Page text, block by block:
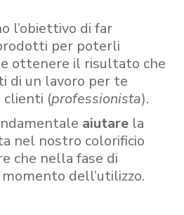
l’obiettivo di far
per poterli
ottenere il risultato che
di un lavoro per te
clienti (professionista).
aiutare la
nel nostro colorificio
che nella fase di
dell’utilizzo.